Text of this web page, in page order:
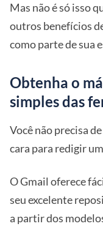
Mas não é só isso
outros benefícios
como parte de sua
Obtenha o
simples das
Você não precisa
cara para redigir
O Gmail oferece
seu excelente
a partir dos